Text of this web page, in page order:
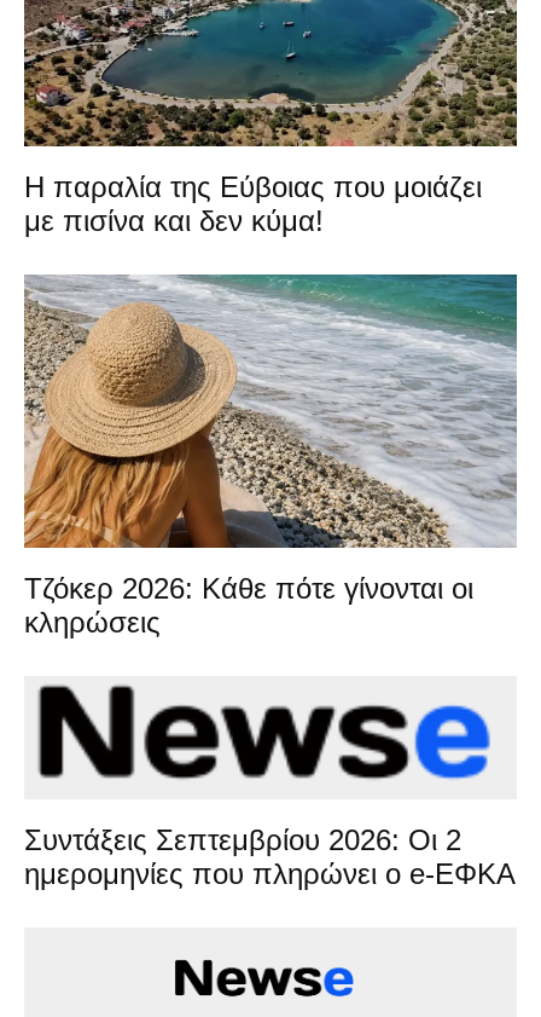
Η παραλία της Εύβοιας που μοιάζει
με πισίνα και δεν κύμα!
Τζόκερ 2026: Κάθε πότε γίνονται οι
κληρώσεις
Συντάξεις Σεπτεμβρίου 2026: Οι 2
ημερομηνίες που πληρώνει ο e-ΕΦΚΑ